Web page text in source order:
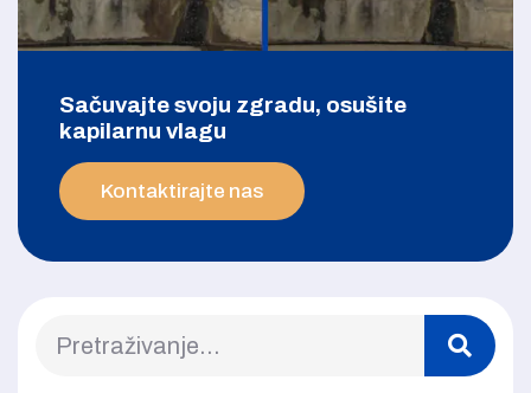
Sačuvajte svoju zgradu, osušite
kapilarnu vlagu
Kontaktirajte nas